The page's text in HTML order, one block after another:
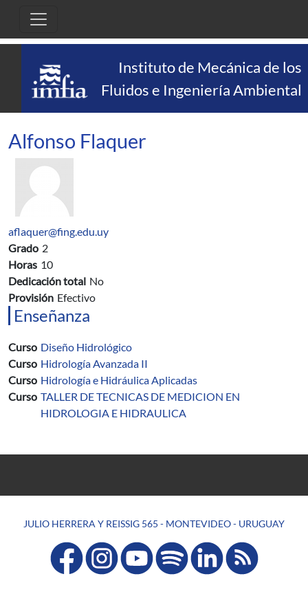
Instituto de Mecánica de los
Fluidos e Ingeniería Ambiental
Alfonso Flaquer
aflaquer@fing.edu.uy
Grado 2
Horas 10
Dedicación total No
Provisión Efectivo
Enseñanza
Curso Diseño Hidrológico
Curso Hidrología Avanzada II
Curso Hidrología e Hidráulica Aplicadas
Curso TALLER DE TECNICAS DE MEDICION EN
HIDROLOGIA E HIDRAULICA
JULIO HERRERA Y REISSIG 565 - MONTEVIDEO - URUGUAY